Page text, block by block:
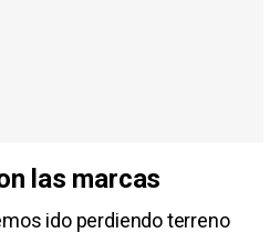
las marcas
ido perdiendo terreno